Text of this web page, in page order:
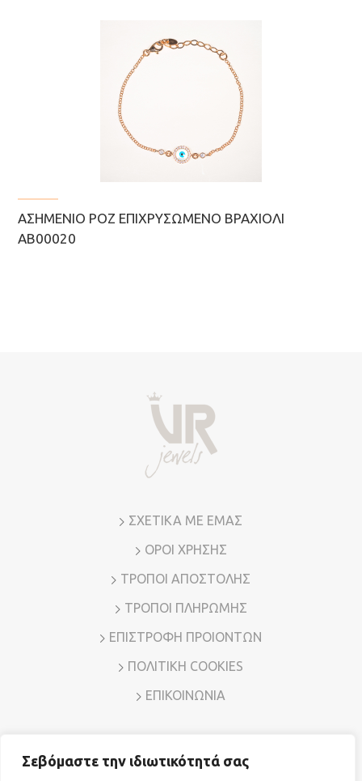
Σεβόμαστε την ιδιωτικότητά σας
ΑΣΗΜΈΝΙΟ ΡΟΖ ΕΠΙΧΡΥΣΩΜΈΝΟ ΒΡΑΧΙΌΛΙ
ΑΒ00020
ΣΧΕΤΙΚΑ ΜΕ ΕΜΑΣ
ΟΡΟΙ ΧΡΗΣΗΣ
ΤΡΟΠΟΙ ΑΠΟΣΤΟΛΗΣ
ΤΡΟΠΟΙ ΠΛΗΡΩΜΗΣ
ΕΠΙΣΤΡΟΦΗ ΠΡΟΙΟΝΤΩΝ
ΠΟΛΙΤΙΚΗ COOKIES
ΕΠΙΚΟΙΝΩΝΙΑ
Διεύθυνση: Λ. Μεσογείων 7, Αμπελόκηποι – Αθήνα, Τ.Κ.